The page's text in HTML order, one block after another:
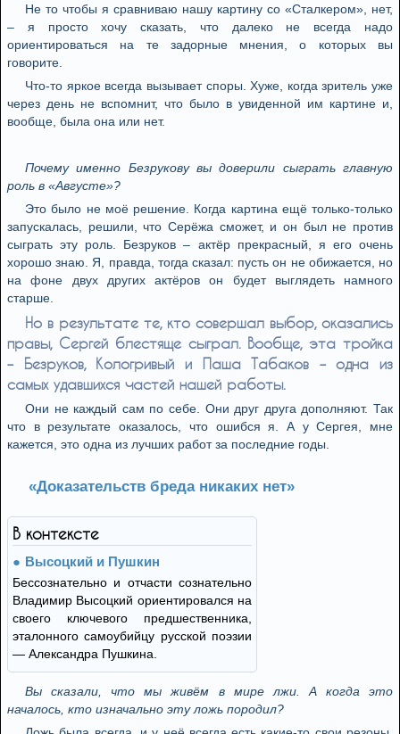
Не то чтобы я сравниваю нашу картину со «Сталкером», нет,
– я просто хочу сказать, что далеко не всегда надо
ориентироваться на те задорные мнения, о которых вы
говорите.
Что-то яркое всегда вызывает споры. Хуже, когда зритель уже
через день не вспомнит, что было в увиденной им картине и,
вообще, была она или нет.
Почему именно Безрукову вы доверили сыграть главную
роль в «Августе»?
Это было не моё решение. Когда картина ещё только-только
запускалась, решили, что Серёжа сможет, и он был не против
сыграть эту роль. Безруков – актёр прекрасный, я его очень
хорошо знаю. Я, правда, тогда сказал: пусть он не обижается, но
на фоне двух других актёров он будет выглядеть намного
старше.
Но в результате те, кто совершал выбор, оказались
правы, Сергей блестяще сыграл. Вообще, эта тройка
– Безруков, Кологривый и Паша Табаков – одна из
самых удавшихся частей нашей работы.
Они не каждый сам по себе. Они друг друга дополняют. Так
что в результате оказалось, что ошибся я. А у Сергея, мне
кажется, это одна из лучших работ за последние годы.
«Доказательств бреда никаких нет»
В контексте
Высоцкий и Пушкин
Бессознательно и отчасти сознательно
Владимир Высоцкий ориентировался на
своего ключевого предшественника,
эталонного самоубийцу русской поэзии
— ​Александра Пушкина.
Вы сказали, что мы живём в мире лжи. А когда это
началось, кто изначально эту ложь породил?